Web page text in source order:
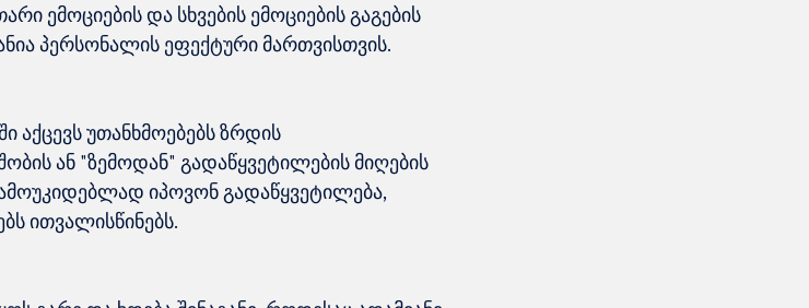
ემოციების და სხვების ემოციების გაგების
უთანხმოებებს ზრდის
ან "ზემოდან" გადაწყვეტილების მიღების
იპოვონ გადაწყვეტილება,